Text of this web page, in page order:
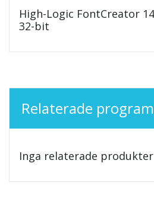
High-Logic FontCreator
32-bit
Relaterade program
Inga relaterade produkter